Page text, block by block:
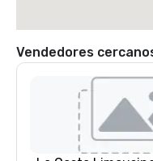
Vendedores